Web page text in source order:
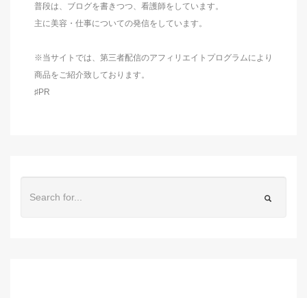
普段は、ブログを書きつつ、看護師をしています。
主に美容・仕事についての発信をしています。
※当サイトでは、第三者配信のアフィリエイトプログラムにより
商品をご紹介致しております。
♯PR